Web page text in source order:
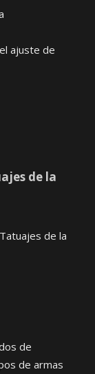
ajuste de
de la
de la
de
de armas